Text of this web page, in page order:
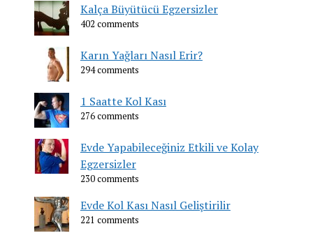
Kalça Büyütücü Egzersizler
402 comments
Karın Yağları Nasıl Erir?
294 comments
1 Saatte Kol Kası
276 comments
Evde Yapabileceğiniz Etkili ve Kolay
Egzersizler
230 comments
Evde Kol Kası Nasıl Geliştirilir
221 comments